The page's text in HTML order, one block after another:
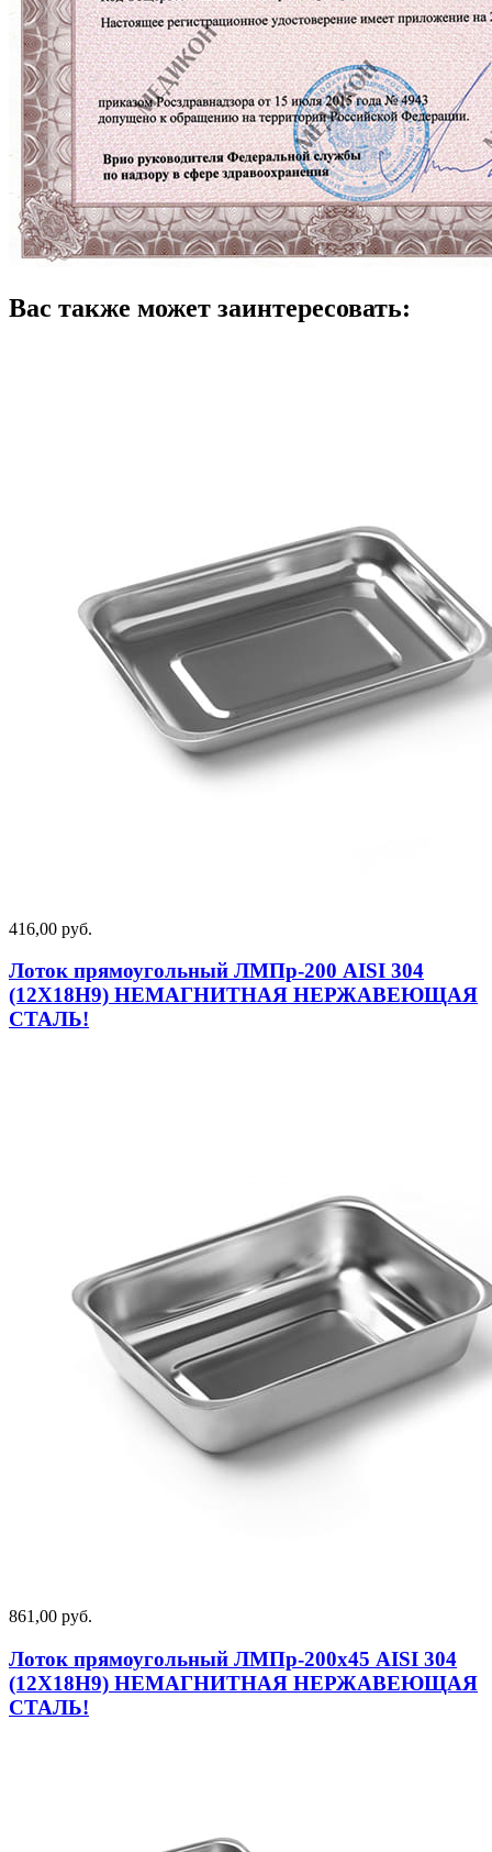
Вас также может заинтересовать:
416,00 руб.
Лоток прямоугольный ЛМПр-200 AISI 304
(12Х18Н9) НЕМАГНИТНАЯ НЕРЖАВЕЮЩАЯ
СТАЛЬ!
861,00 руб.
Лоток прямоугольный ЛМПр-200х45 AISI 304
(12Х18Н9) НЕМАГНИТНАЯ НЕРЖАВЕЮЩАЯ
СТАЛЬ!